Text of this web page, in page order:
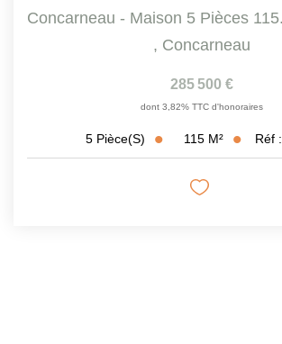
, Concarneau
285 500 €
dont 3,82% TTC d'honoraires
5 Pièce(s) 115 M² Réf :